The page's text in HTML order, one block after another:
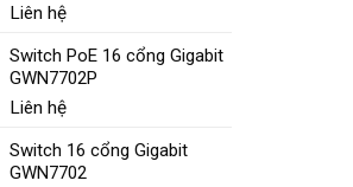
Liên hệ
Switch PoE 16 cổng Gigabit
GWN7702P
Liên hệ
Switch 16 cổng Gigabit
GWN7702